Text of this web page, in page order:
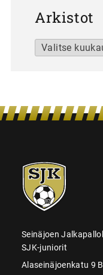
Arkistot
Arkistot
SJK-
juniorit
Seinäjoen
SJK-juniorit
Alaseinäjoenkatu 9